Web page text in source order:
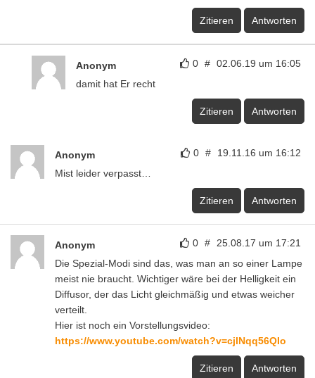
Zitieren Antworten
0 # 02.06.19 um 16:05
Anonym
damit hat Er recht
Zitieren Antworten
0 # 19.11.16 um 16:12
Anonym
Mist leider verpasst…
Zitieren Antworten
0 # 25.08.17 um 17:21
Anonym
Die Spezial-Modi sind das, was man an so einer Lampe
meist nie braucht. Wichtiger wäre bei der Helligkeit ein
Diffusor, der das Licht gleichmäßig und etwas weicher
verteilt.
Hier ist noch ein Vorstellungsvideo:
https://www.youtube.com/watch?v=cjlNqq56QIo
Zitieren Antworten